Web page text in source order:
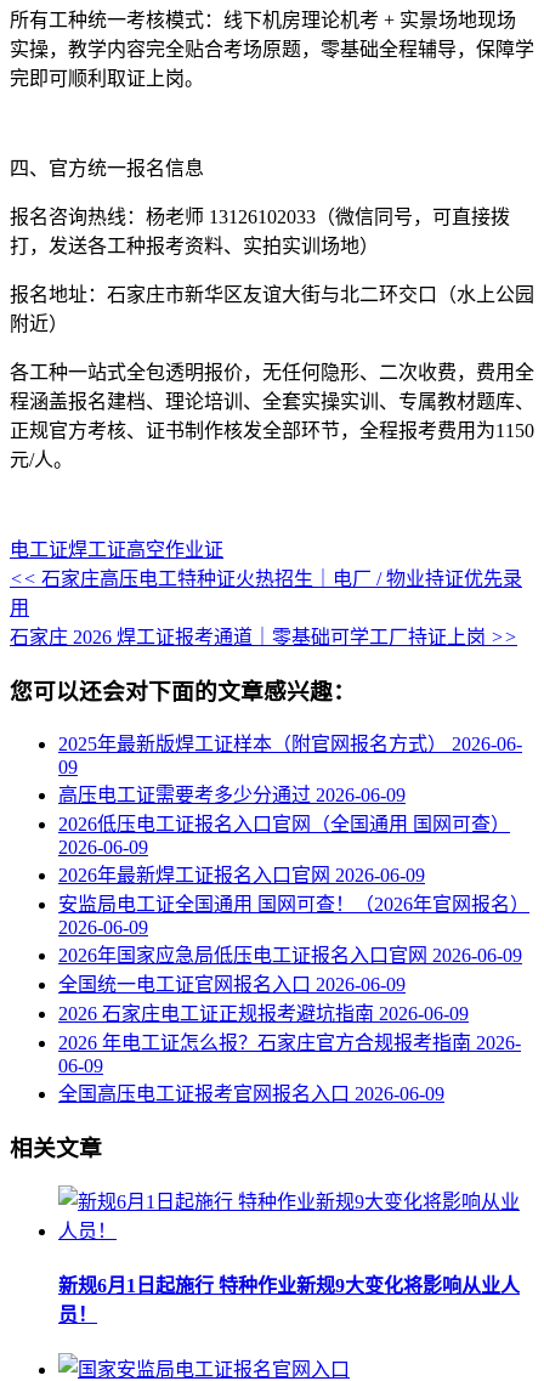
所有工种统一考核模式：线下机房理论机考 + 实景场地现场
实操，教学内容完全贴合考场原题，零基础全程辅导，保障学
完即可顺利取证上岗。
四、官方统一报名信息
报名咨询热线：杨老师 13126102033（微信同号，可直接拨
打，发送各工种报考资料、实拍实训场地）
报名地址：石家庄市新华区友谊大街与北二环交口（水上公园
附近）
各工种一站式全包透明报价，无任何隐形、二次收费，费用全
程涵盖报名建档、理论培训、全套实操实训、专属教材题库、
正规官方考核、证书制作核发全部环节，全程报考费用为1150
元/人。
电工证焊工证高空作业证
<< 石家庄高压电工特种证火热招生｜电厂 / 物业持证优先录
用
石家庄 2026 焊工证报考通道｜零基础可学工厂持证上岗 >>
您可以还会对下面的文章感兴趣：
2025年最新版焊工证样本（附官网报名方式） 2026-06-
09
高压电工证需要考多少分通过 2026-06-09
2026低压电工证报名入口官网（全国通用 国网可查）
2026-06-09
2026年最新焊工证报名入口官网 2026-06-09
安监局电工证全国通用 国网可查！（2026年官网报名）
2026-06-09
2026年国家应急局低压电工证报名入口官网 2026-06-09
全国统一电工证官网报名入口 2026-06-09
2026 石家庄电工证正规报考避坑指南 2026-06-09
2026 年电工证怎么报？石家庄官方合规报考指南 2026-
06-09
全国高压电工证报考官网报名入口 2026-06-09
相关文章
新规6月1日起施行 特种作业新规9大变化将影响从业人
员！